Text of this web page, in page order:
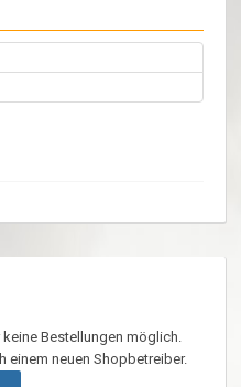
Bestellungen möglich.
einem neuen Shopbetreiber.